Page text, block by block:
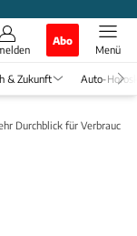
Abo
Menü
& Zukunft Auto-
Durchblick für Verbraucher